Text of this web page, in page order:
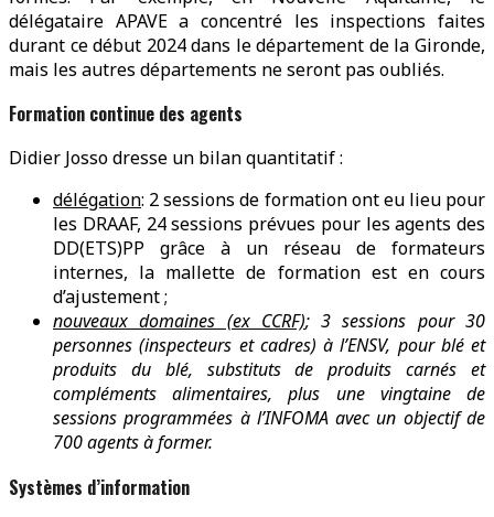
délégataire APAVE a concentré les inspections faites
durant ce début 2024 dans le département de la Gironde,
mais les autres départements ne seront pas oubliés.
Formation continue des agents
Didier Josso dresse un bilan quantitatif :
délégation: 2 sessions de formation ont eu lieu pour
les DRAAF, 24 sessions prévues pour les agents des
DD(ETS)PP grâce à un réseau de formateurs
internes, la mallette de formation est en cours
d’ajustement ;
nouveaux domaines (ex CCRF); 3 sessions pour 30
personnes (inspecteurs et cadres) à l’ENSV, pour blé et
produits du blé, substituts de produits carnés et
compléments alimentaires, plus une vingtaine de
sessions programmées à l’INFOMA avec un objectif de
700 agents à former.
Systèmes d’information